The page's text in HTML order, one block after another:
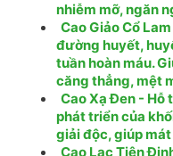
nhiễm mỡ, ngăn
Cao Giảo Cổ
đường huyết,
tuần hoàn máu.
căng thẳng, mệt
Cao Xạ Đen - Hỗ
phát triển của
giải độc, giúp
Cao Lạc Tiên